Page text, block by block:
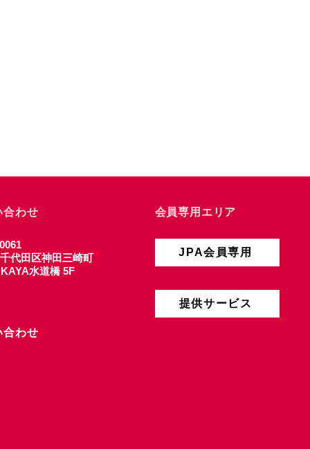
合わせ
代田区神田三崎町
水道橋 5F
合わせ
会員専用エリア
JPA会員専用
提供サービス